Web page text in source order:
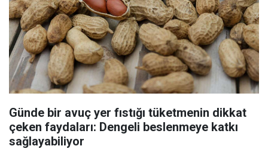
Günde bir avuç yer fıstığı tüketmenin dikkat
çeken faydaları: Dengeli beslenmeye katkı
sağlayabiliyor